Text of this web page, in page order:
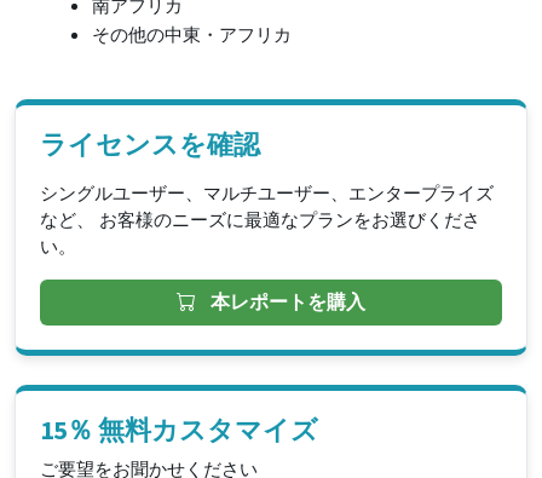
南アフリカ
その他の中東・アフリカ
ライセンスを確認
シングルユーザー、マルチユーザー、エンタープライズ
など、 お客様のニーズに最適なプランをお選びくださ
い。
本レポートを購入
15％ 無料カスタマイズ
ご要望をお聞かせください